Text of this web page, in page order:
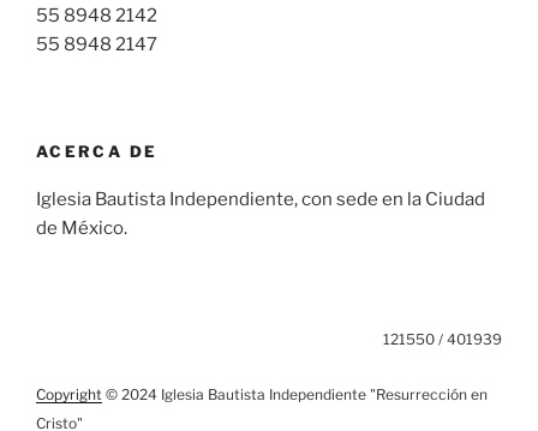
55 8948 2142
55 8948 2147
ACERCA DE
Iglesia Bautista Independiente, con sede en la Ciudad
de México.
121550 / 401939
Copyright © 2024 Iglesia Bautista Independiente "Resurrección en
Cristo"